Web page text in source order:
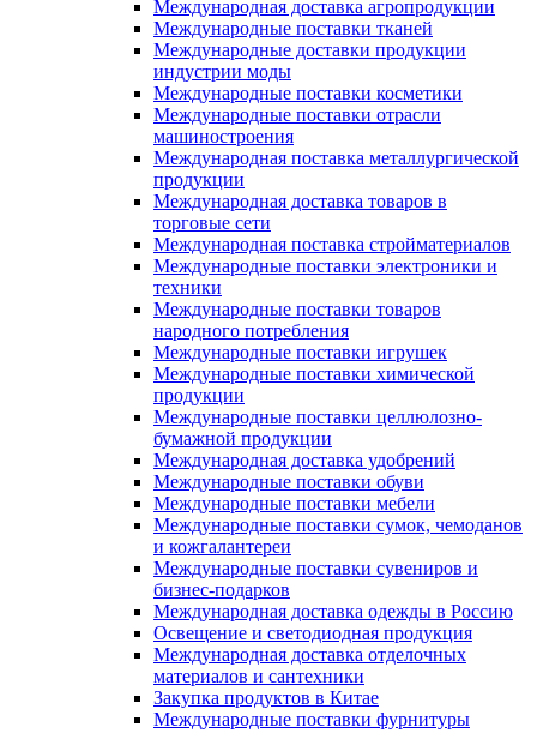
Международная доставка агропродукции
Международные поставки тканей
Международные доставки продукции
индустрии моды
Международные поставки косметики
Международные поставки отрасли
машиностроения
Международная поставка металлургической
продукции
Международная доставка товаров в
торговые сети
Международная поставка стройматериалов
Международные поставки электроники и
техники
Международные поставки товаров
народного потребления
Международные поставки игрушек
Международные поставки химической
продукции
Международные поставки целлюлозно-
бумажной продукции
Международная доставка удобрений
Международные поставки обуви
Международные поставки мебели
Международные поставки сумок, чемоданов
и кожгалантереи
Международные поставки сувениров и
бизнес-подарков
Международная доставка одежды в Россию
Освещение и светодиодная продукция
Международная доставка отделочных
материалов и сантехники
Закупка продуктов в Китае
Международные поставки фурнитуры